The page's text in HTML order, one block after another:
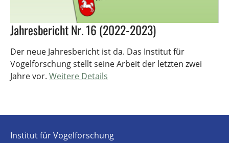
Jahresbericht Nr. 16 (2022-2023)
Der neue Jahresbericht ist da. Das Institut für
Vogelforschung stellt seine Arbeit der letzten zwei
Jahre vor. Weitere Details
Institut für Vogelforschung